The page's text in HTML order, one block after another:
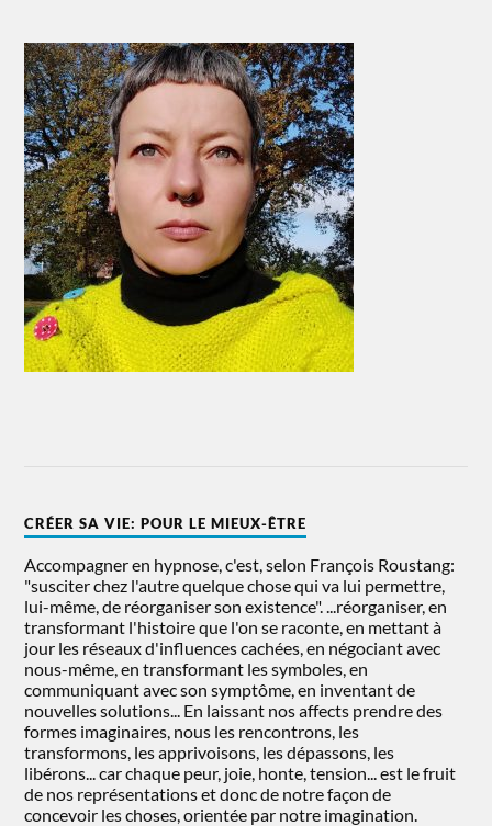
CRÉER SA VIE: POUR LE MIEUX-ÊTRE
Accompagner en hypnose, c'est, selon François Roustang:
"susciter chez l'autre quelque chose qui va lui permettre,
lui-même, de réorganiser son existence". ...réorganiser, en
transformant l'histoire que l'on se raconte, en mettant à
jour les réseaux d'influences cachées, en négociant avec
nous-même, en transformant les symboles, en
communiquant avec son symptôme, en inventant de
nouvelles solutions... En laissant nos affects prendre des
formes imaginaires, nous les rencontrons, les
transformons, les apprivoisons, les dépassons, les
libérons... car chaque peur, joie, honte, tension... est le fruit
de nos représentations et donc de notre façon de
concevoir les choses, orientée par notre imagination.